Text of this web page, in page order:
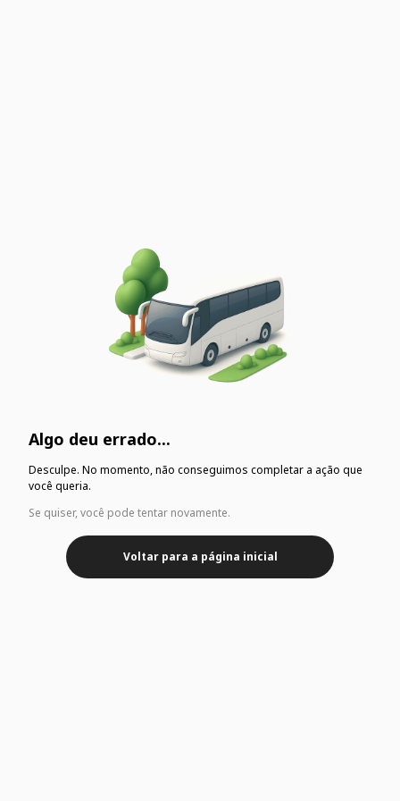
Algo deu errado...
Desculpe. No momento, não conseguimos completar a ação que
você queria.
Se quiser, você pode tentar novamente.
Voltar para a página inicial